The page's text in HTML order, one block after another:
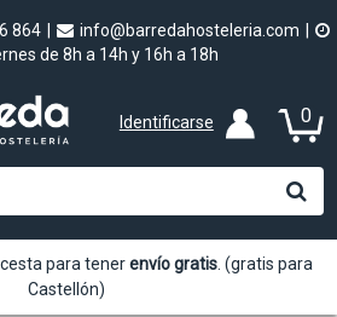
864 info@barredahosteleria.com
de 8h a 14h y 16h a 18h
0
Identificarse
para tenerenvío gratis. (gratis para
Castellón)